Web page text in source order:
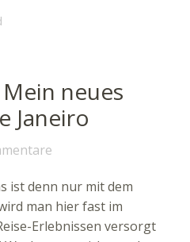
neues
Janeiro
ist denn nur mit dem
man hier fast im
Erlebnissen versorgt